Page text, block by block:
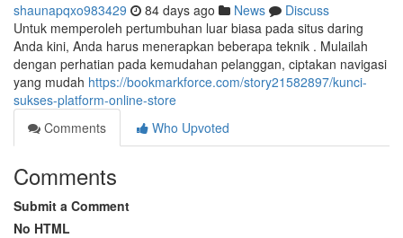
shaunapqxo983429 84 days ago News
Discuss
Untuk memperoleh pertumbuhan luar biasa pada situs daring
Anda kini, Anda harus menerapkan beberapa teknik . Mulailah
dengan perhatian pada kemudahan pelanggan, ciptakan navigasi
yang mudah https://bookmarkforce.com/story21582897/kunci-
sukses-platform-online-store
Comments
Who Upvoted
Comments
Submit a Comment
No HTML